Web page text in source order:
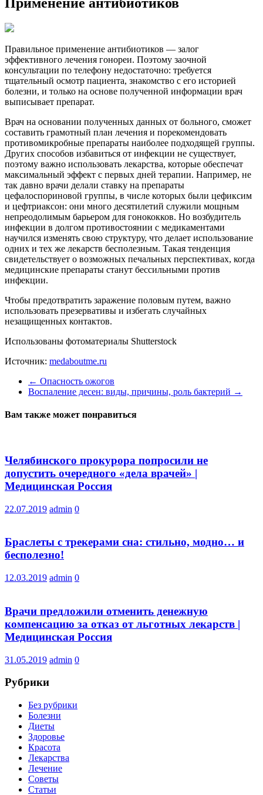
Правильное применение антибиотиков​ — залог
эффективного лечения гонореи. Поэтому заочной
консультации по телефону ​недостаточно: требуется
тщательный осмотр пациента, знакомство с его историей
болезни, и только на основе полученной информации врач
выписывает препарат.
Врач на основании полученных данных от больного, сможет
составить грамотный план лечения и порекомендовать
противомикробные препараты наиболее подходящей группы.
Других способов избавиться от инфекции не существует,
поэтому важно использовать лекарства, которые обеспечат
максимальный эффект с первых дней терапии. Например, не
так давно врачи делали ставку на препараты
цефалоспориновой группы, в числе которых были цефиксим
и цефтриаксон: они много десятилетий служили мощным
непреодолимым барьером для гонококков. Но возбудитель
инфекции в долгом противостоянии с медикаментами
научился изменять свою структуру, что делает использование
одних и тех же лекарств бесполезным. Такая тенденция
свидетельствует о возможных печальных перспективах, когда
медицинские препараты станут бессильными против
инфекции.
Чтобы предотвратить заражение половым путем, важно
использовать презервативы и избегать случайных
незащищенных контактов.
Использованы фотоматериалы Shutterstock
Источник: medaboutme.ru
← Опасность ожогов
Воспаление десен: виды, причины, роль бактерий →
Вам также может понравиться
Челябинского прокурора попросили не
допустить очередного «дела врачей» |
Медицинская Россия
22.07.2019 admin 0
Браслеты с трекерами сна: стильно, модно… и
бесполезно!
12.03.2019 admin 0
Врачи предложили отменить денежную
компенсацию за отказ от льготных лекарств |
Медицинская Россия
31.05.2019 admin 0
Рубрики
Без рубрики
Болезни
Диеты
Здоровье
Красота
Лекарства
Лечение
Советы
Статьи